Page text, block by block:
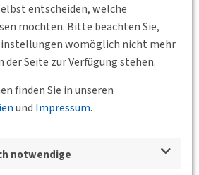
entscheiden, welche
möchten. Bitte beachten Sie,
womöglich nicht mehr
Seite zur Verfügung stehen.
finden Sie in unseren
und Impressum.
notwendige
Thema „Minimierung von
Assistenzsystem zur Erhöhung der
“.